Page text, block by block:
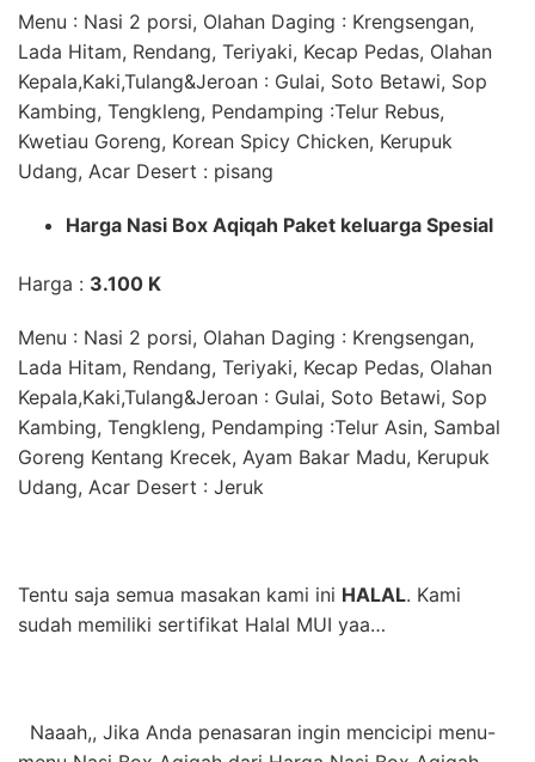
Menu : Nasi 2 porsi, Olahan Daging : Krengsengan,
Lada Hitam, Rendang, Teriyaki, Kecap Pedas, Olahan
Kepala,Kaki,Tulang&Jeroan : Gulai, Soto Betawi, Sop
Kambing, Tengkleng, Pendamping :Telur Rebus,
Kwetiau Goreng, Korean Spicy Chicken, Kerupuk
Udang, Acar Desert : pisang
Harga Nasi Box Aqiqah Paket keluarga Spesial
Harga : 3.100 K
Menu : Nasi 2 porsi, Olahan Daging : Krengsengan,
Lada Hitam, Rendang, Teriyaki, Kecap Pedas, Olahan
Kepala,Kaki,Tulang&Jeroan : Gulai, Soto Betawi, Sop
Kambing, Tengkleng, Pendamping :Telur Asin, Sambal
Goreng Kentang Krecek, Ayam Bakar Madu, Kerupuk
Udang, Acar Desert : Jeruk
Tentu saja semua masakan kami ini HALAL. Kami
sudah memiliki sertifikat Halal MUI yaa…
Naaah,, Jika Anda penasaran ingin mencicipi menu-